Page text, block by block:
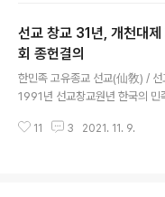
정진하였다. 선교 창교주 취정원
(1)한민족 하느님 사상(韓民族
사상(韓民族本源思想) (3)한
想)으로 이루어져 있으며, 취정
(仙敎三鼎) ‘한민족 고유종교 선
선도(仙道) · 선교사상철학 선학(
선교 창교 31년, 개천대
회 종헌결의
한민족 고유종교 선교(仙敎) /
1991년 선교창교원년 한국의 민
년 신미년 선교창교원년” 종헌결
11 3 2021. 11. 9.